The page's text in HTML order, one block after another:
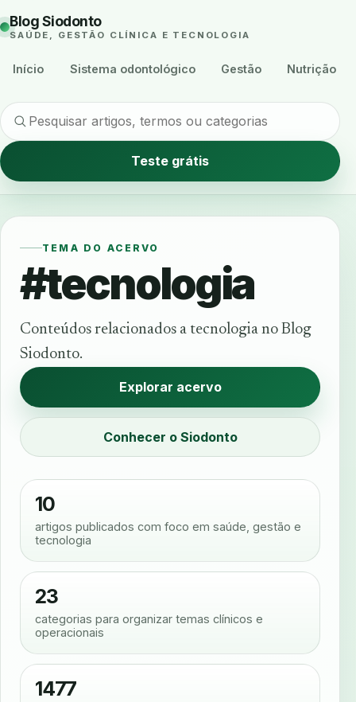
Blog Siodonto
SAÚDE, GESTÃO CLÍNICA E TECNOLOGIA
Início Sistema odontológico Gestão Nutrição
Teste grátis
TEMA DO ACERVO
#tecnologia
Conteúdos relacionados a tecnologia no Blog
Siodonto.
Explorar acervo
Conhecer o Siodonto
10
artigos publicados com foco em saúde, gestão e
tecnologia
23
categorias para organizar temas clínicos e
operacionais
1477